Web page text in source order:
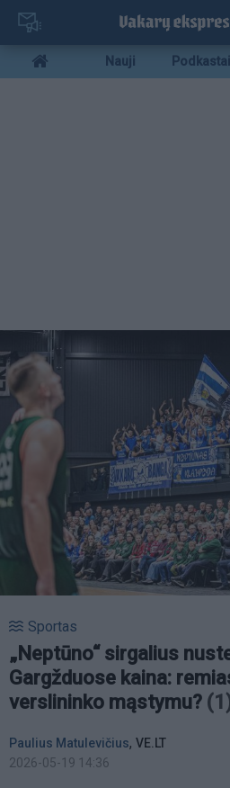
Pereiti
pagrindinį
turinį
Mobile
menu
Nauji Podkastai
Sportas
„Neptūno“ sirgalius
Gargžduose kaina:
verslininko mąstymu?
Paulius Matulevičius, VE.LT
2026-05-19 14:36